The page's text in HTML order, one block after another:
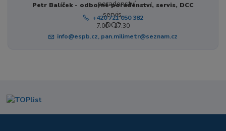
Petr Balíček - odborné poradenství, servis, DCC
+420 721 050 382
7:00 - 17:30
info@espb.cz, pan.milimetr@seznam.cz